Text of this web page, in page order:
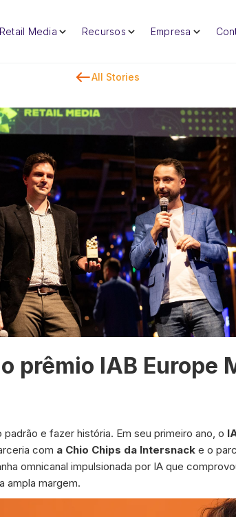
Retail Media Recursos Empresa
All Stories
prêmio IAB Europe
e fazer história. Em seu primeiro ano, o
com a Chio Chips da Intersnack e o
omnicanal impulsionada por IA que
ampla margem.